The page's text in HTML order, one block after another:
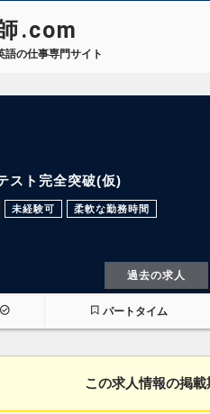
.com
語の仕事専門サイト
スト完全突破(仮)
未経験可 柔軟な勤務時間
過去の求人
パートタイム
この求人情報の掲